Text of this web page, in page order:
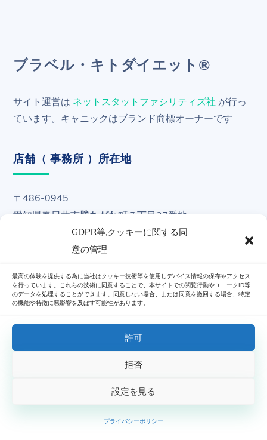
GDPR等,クッキーに関する同
意の管理
最高の体験を提供する為に当社はクッキー技術等を使用しデバイス情報の保存やアクセス
を行っています。これらの技術に同意することで、本サイトでの閲覧行動やユニークID等
のデータを処理することができます。同意しない場合、または同意を撤回する場合、特定
の機能や特徴に悪影響を及ぼす可能性があります。
許可
拒否
設定を見る
プライバシーポリシー
Back
Top
ブラベル・キトダイエット®
サイト運営は ネットスタットファシリティズ社 が行っ
ています。キャニックはブランド商標オーナーです
店舗（ 事務所 ）所在地
〒486-0945
愛知県春日井市勝ちがわ町７丁目37番地
ネクシティパレッタ1F Room8内
ホーム
プライバシーポリシー